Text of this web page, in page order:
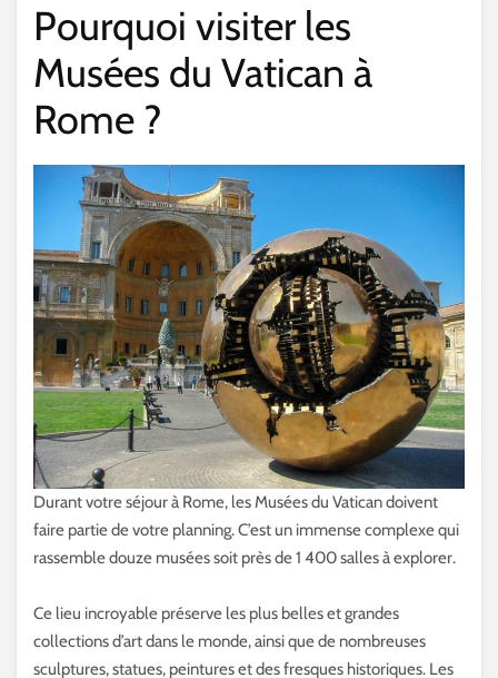
Pourquoi visiter les
Musées du Vatican à
Rome ?
Durant votre séjour à Rome, les Musées du Vatican doivent
faire partie de votre planning. C’est un immense complexe qui
rassemble douze musées soit près de 1 400 salles à explorer.
Ce lieu incroyable préserve les plus belles et grandes
collections d’art dans le monde, ainsi que de nombreuses
sculptures, statues, peintures et des fresques historiques. Les